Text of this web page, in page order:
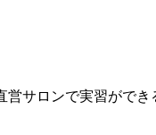
サロンで実習ができ